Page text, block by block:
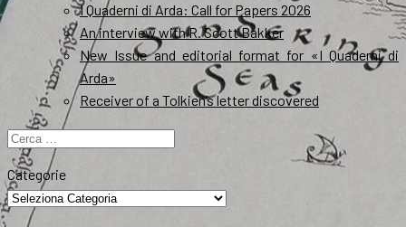
I Quaderni di Arda: Call for Papers 2026
An interview with R. Scott Bakker
New Issue and editorial format for «I Quaderni di
Arda»
Receiver of a Tolkien’s letter discovered
Ricerca
per:
Categorie